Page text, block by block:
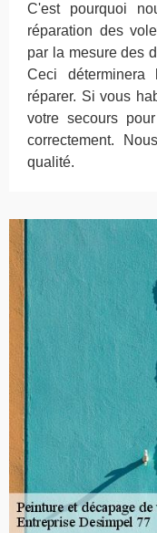
C'est pourquoi
réparation des
par la mesure des
Ceci
réparer. Si vous
votre secours
correctement.
qualité.